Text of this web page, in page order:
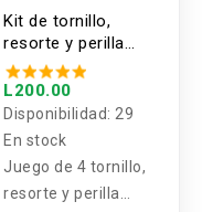
Kit de tornillo,
resorte y perilla
para nivelacion de
cama impresora
3D
L200.00
Disponibilidad: 29
En stock
Juego de 4 tornillo,
resorte y perilla